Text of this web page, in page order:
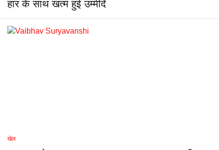
हार के साथ खत्म हुई उम्मीदें
खेल